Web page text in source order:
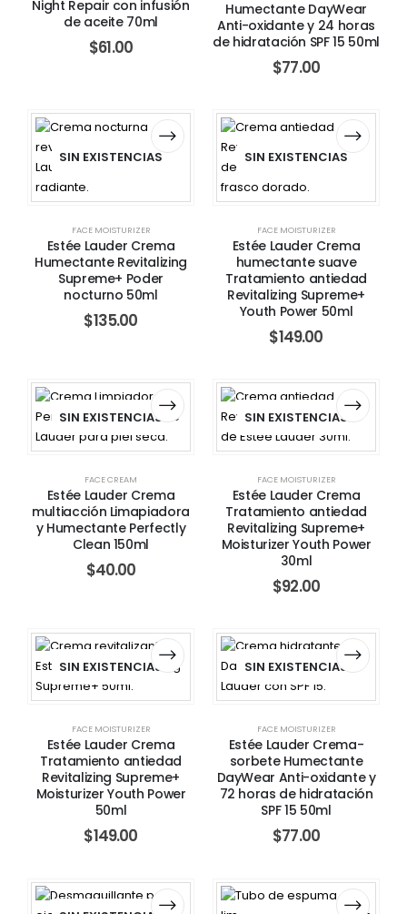
Night Repair con infusión
de aceite 70ml
$61.00
Humectante DayWear
Anti-oxidante y 24 horas
de hidratación SPF 15 50ml
$77.00
SIN EXISTENCIAS
FACE MOISTURIZER
Estée Lauder Crema
Humectante Revitalizing
Supreme+ Poder
nocturno 50ml
$135.00
SIN EXISTENCIAS
FACE MOISTURIZER
Estée Lauder Crema
humectante suave
Tratamiento antiedad
Revitalizing Supreme+
Youth Power 50ml
$149.00
SIN EXISTENCIAS
FACE CREAM
Estée Lauder Crema
multiacción Limapiadora
y Humectante Perfectly
Clean 150ml
$40.00
SIN EXISTENCIAS
FACE MOISTURIZER
Estée Lauder Crema
Tratamiento antiedad
Revitalizing Supreme+
Moisturizer Youth Power
30ml
$92.00
SIN EXISTENCIAS
FACE MOISTURIZER
Estée Lauder Crema
Tratamiento antiedad
Revitalizing Supreme+
Moisturizer Youth Power
50ml
$149.00
SIN EXISTENCIAS
FACE MOISTURIZER
Estée Lauder Crema-
sorbete Humectante
DayWear Anti-oxidante y
72 horas de hidratación
SPF 15 50ml
$77.00